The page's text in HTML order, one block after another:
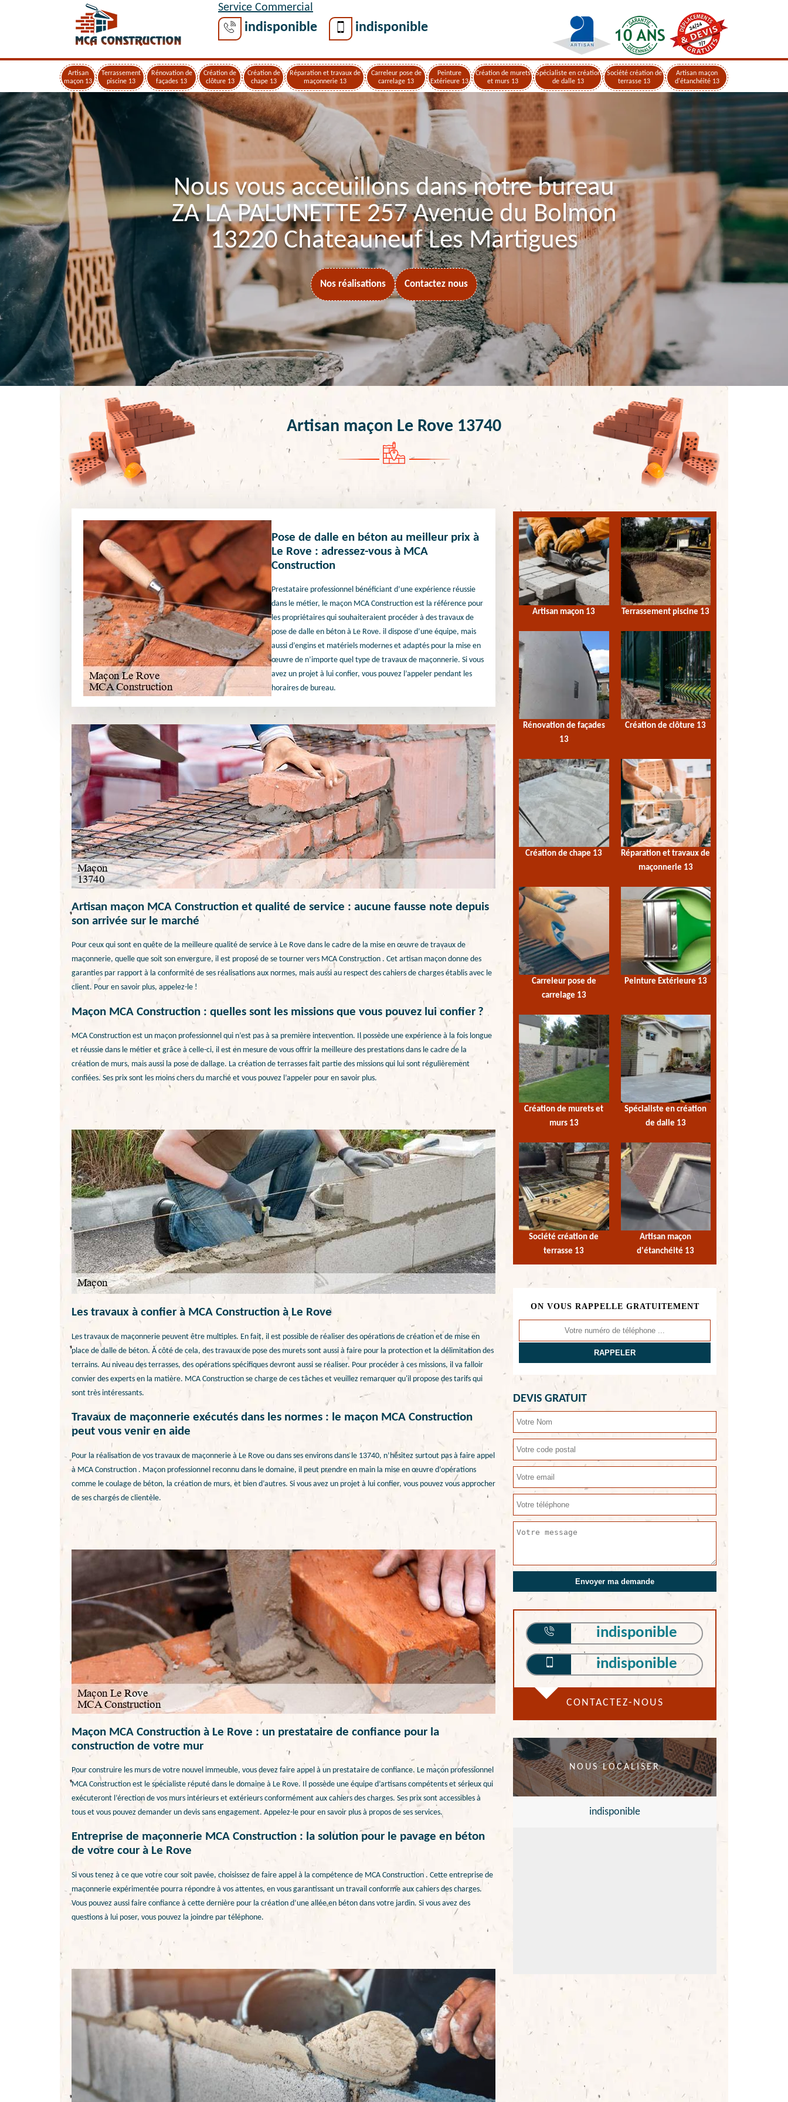
Service Commercial
indisponible indisponible
Artisan
maçon 13
Terrassement
piscine 13
Rénovation de
façades 13
Création de
clôture 13
Création de
chape 13
Réparation et travaux de
maçonnerie 13
Carreleur pose de
carrelage 13
Peinture
Extérieure 13
Création de murets
et murs 13
Spécialiste en création
de dalle 13
Société création de
terrasse 13
Artisan maçon
d'étanchéité 13
Nous vous acceuillons dans notre bureau
ZA LA PALUNETTE 257 Avenue du Bolmon
13220 Chateauneuf Les Martigues
Nos réalisations Contactez nous
Artisan maçon Le Rove 13740
Pose de dalle en béton au meilleur prix à
Le Rove : adressez-vous à MCA
Construction
Prestataire professionnel bénéficiant d’une expérience réussie
dans le métier, le maçon MCA Construction est la référence pour
les propriétaires qui souhaiteraient procéder à des travaux de
pose de dalle en béton à Le Rove. il dispose d’une équipe, mais
aussi d’engins et matériels modernes et adaptés pour la mise en
œuvre de n’importe quel type de travaux de maçonnerie. Si vous
avez un projet à lui confier, vous pouvez l’appeler pendant les
horaires de bureau.
Artisan maçon MCA Construction et qualité de service : aucune fausse note depuis
son arrivée sur le marché
Pour ceux qui sont en quête de la meilleure qualité de service à Le Rove dans le cadre de la mise en œuvre de travaux de
maçonnerie, quelle que soit son envergure, il est proposé de se tourner vers MCA Construction . Cet artisan maçon donne des
garanties par rapport à la conformité de ses réalisations aux normes, mais aussi au respect des cahiers de charges établis avec le
client. Pour en savoir plus, appelez-le !
Maçon MCA Construction : quelles sont les missions que vous pouvez lui confier ?
MCA Construction est un maçon professionnel qui n’est pas à sa première intervention. Il possède une expérience à la fois longue
et réussie dans le métier et grâce à celle-ci, il est en mesure de vous offrir la meilleure des prestations dans le cadre de la
création de murs, mais aussi la pose de dallage. La création de terrasses fait partie des missions qui lui sont régulièrement
confiées. Ses prix sont les moins chers du marché et vous pouvez l’appeler pour en savoir plus.
Les travaux à confier à MCA Construction à Le Rove
Les travaux de maçonnerie peuvent être multiples. En fait, il est possible de réaliser des opérations de création et de mise en
place de dalle de béton. À côté de cela, des travaux de pose des murets sont aussi à faire pour la protection et la délimitation des
terrains. Au niveau des terrasses, des opérations spécifiques devront aussi se réaliser. Pour procéder à ces missions, il va falloir
convier des experts en la matière. MCA Construction se charge de ces tâches et veuillez remarquer qu'il propose des tarifs qui
sont très intéressants.
Travaux de maçonnerie exécutés dans les normes : le maçon MCA Construction
peut vous venir en aide
Pour la réalisation de vos travaux de maçonnerie à Le Rove ou dans ses environs dans le 13740, n’hésitez surtout pas à faire appel
à MCA Construction . Maçon professionnel reconnu dans le domaine, il peut prendre en main la mise en œuvre d’opérations
comme le coulage de béton, la création de murs, et bien d’autres. Si vous avez un projet à lui confier, vous pouvez vous approcher
de ses chargés de clientèle.
Maçon MCA Construction à Le Rove : un prestataire de confiance pour la
construction de votre mur
Pour construire les murs de votre nouvel immeuble, vous devez faire appel à un prestataire de confiance. Le maçon professionnel
MCA Construction est le spécialiste réputé dans le domaine à Le Rove. Il possède une équipe d’artisans compétents et sérieux qui
exécuteront l’érection de vos murs intérieurs et extérieurs conformément aux cahiers des charges. Ses prix sont accessibles à
tous et vous pouvez demander un devis sans engagement. Appelez-le pour en savoir plus à propos de ses services.
Entreprise de maçonnerie MCA Construction : la solution pour le pavage en béton
de votre cour à Le Rove
Si vous tenez à ce que votre cour soit pavée, choisissez de faire appel à la compétence de MCA Construction . Cette entreprise de
maçonnerie expérimentée pourra répondre à vos attentes, en vous garantissant un travail conforme aux cahiers des charges.
Vous pouvez aussi faire confiance à cette dernière pour la création d’une allée en béton dans votre jardin. Si vous avez des
questions à lui poser, vous pouvez la joindre par téléphone.
Artisan maçon 13 Terrassement piscine 13
Rénovation de façades
13
Création de clôture 13
Création de chape 13
Réparation et travaux de
maçonnerie 13
Carreleur pose de
carrelage 13
Peinture Extérieure 13
Création de murets et
murs 13
Spécialiste en création
de dalle 13
Société création de
terrasse 13
Artisan maçon
d'étanchéité 13
ON VOUS RAPPELLE GRATUITEMENT
DEVIS GRATUIT
indisponible
indisponible
CONTACTEZ-NOUS
NOUS LOCALISER
indisponible